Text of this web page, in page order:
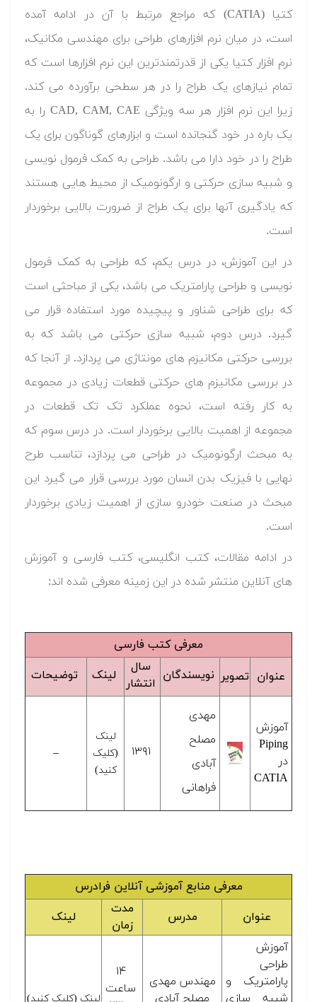
کتیا (CATIA) که مراجع مرتبط با آن در ادامه آمده
است، در میان نرم افزارهای طراحی برای مهندسی مکانیک،
نرم افزار کتیا یکی از قدرتمندترین این نرم افزارها است که
تمام نیازهای یک طراح را در هر سطحی برآورده می کند.
زیرا این نرم افزار هر سه ویژگی CAD, CAM, CAE را به
یک باره در خود گنجانده است و ابزارهای گوناگون برای یک
طراح را در خود دارا می باشد. طراحی به کمک فرمول نویسی
و شبیه سازی حرکتی و ارگونومیک از محیط هایی هستند
که یادگیری آنها برای یک طراح از ضرورت بالایی برخوردار
است.
در این آموزش، در درس یکم، که طراحی به کمک فرمول
نویسی و طراحی پارامتریک می باشد، یکی از مباحثی است
که برای طراحی شناور و پیچیده مورد استفاده قرار می
گیرد. درس دوم، شبیه سازی حرکتی می باشد که به
بررسی حرکتی مکانیزم های مونتاژی می پردازد. از آنجا که
در بررسی مکانیزم های حرکتی قطعات زیادی در مجموعه
به کار رفته است، نحوه عملکرد تک تک قطعات در
مجموعه از اهمیت بالایی برخوردار است. در درس سوم که
به مبحث ارگونومیک در طراحی می پردازد، تناسب طرح
نهایی با فیزیک بدن انسان مورد بررسی قرار می گیرد این
مبحث در صنعت خودرو سازی از اهمیت زیادی برخوردار
است.
در ادامه مقالات، کتب انگلیسی، کتب فارسی و آموزش
های آنلاین منتشر شده در این زمینه معرفی شده اند:
معرفی کتب فارسی
عنوان تصویر نویسندگان
سال
انتشار
لینک توضیحات
آموزش
Piping
در
CATIA
مهدی
مصلح
آبادی
فراهانی
۱۳۹۱
لینک
(کلیک
کنید)
–
معرفی منابع آموزشی آنلاین فرادرس
عنوان
مدرس
مدت
زمان
لینک
آموزش
طراحی
پارامتریک و
شبیه سازی
مهندس مهدی
مصلح آبادی
۱۴
ساعت
لینک (کلیک کنید)